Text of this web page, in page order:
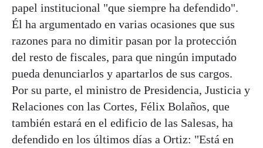
papel institucional "que siempre ha defendido".
Él ha argumentado en varias ocasiones que sus
razones para no dimitir pasan por la protección
del resto de fiscales, para que ningún imputado
pueda denunciarlos y apartarlos de sus cargos.
Por su parte, el ministro de Presidencia, Justicia y
Relaciones con las Cortes, Félix Bolaños, que
también estará en el edificio de las Salesas, ha
defendido en los últimos días a Ortiz: "Está en